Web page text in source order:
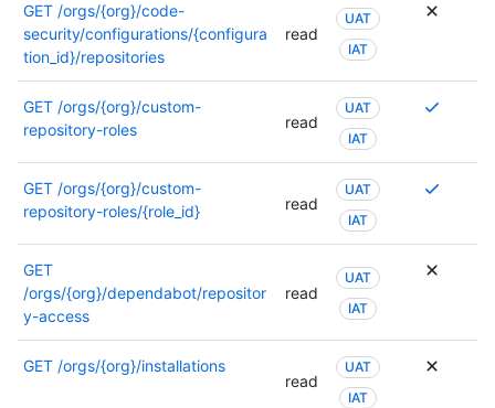
GET /orgs/{org}/code-
security/configurations/{configura
tion_id}/repositories
read
UAT
IAT
GET /orgs/{org}/custom-
repository-roles
read
UAT
IAT
puede
Para
GET /orgs/{org}/custom-
repository-roles/{role_id}
read
UAT
IAT
GET
/orgs/{org}/dependabot/repositor
y-access
read
UAT
IAT
GET /orgs/{org}/installations
read
UAT
IAT